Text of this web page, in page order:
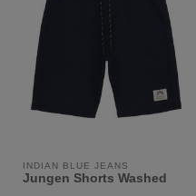
INDIAN BLUE JEANS
Jungen Shorts Washed